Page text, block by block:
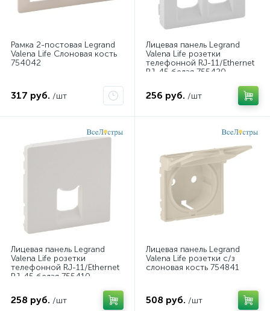
Рамка 2-постовая Legrand
Valena Life Слоновая кость
754042
317 руб. /шт
Лицевая панель Legrand
Valena Life розетки
телефонной RJ-11/Ethernet
RJ-45 белая 755420
256 руб. /шт
Лицевая панель Legrand
Valena Life розетки
телефонной RJ-11/Ethernet
RJ-45 белая 755410
258 руб. /шт
Лицевая панель Legrand
Valena Life розетки с/з
слоновая кость 754841
508 руб. /шт